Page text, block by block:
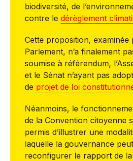
biodiversité, de
contre le dérèglement
Cette proposition, examinée
Parlement, n’a finalement
soumise à référendum,
et le Sénat n’ayant pas
de projet de loi
Néanmoins, le
de la Convention citoyenne
permis d’illustrer une
laquelle la gouvernance
reconfigurer le rapport de